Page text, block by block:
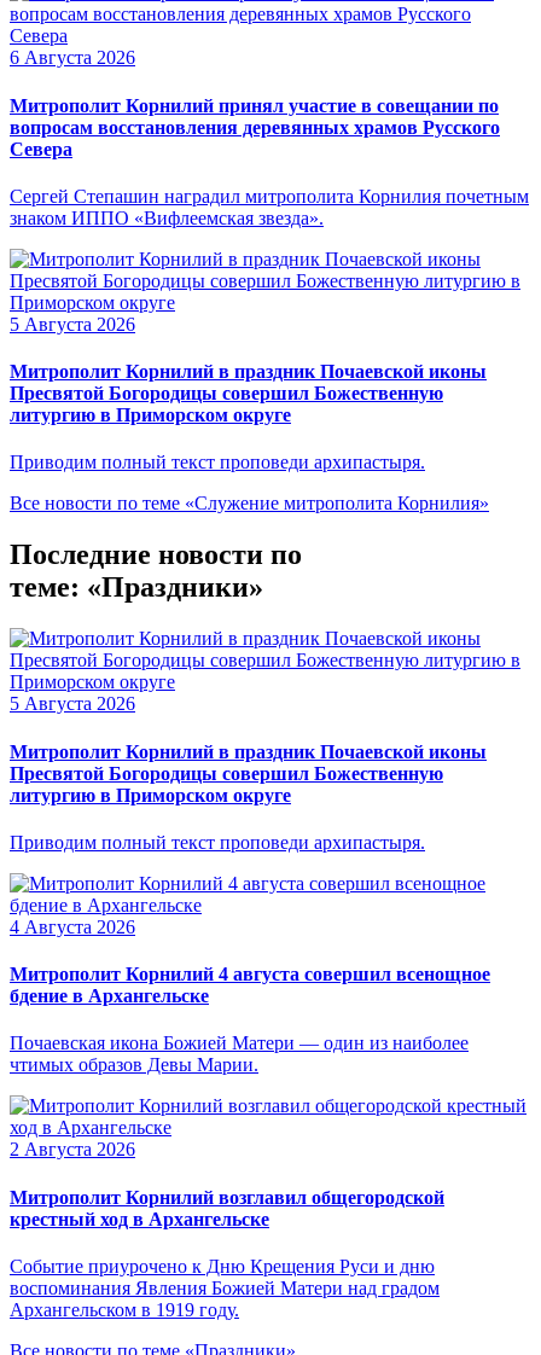
6 Августа 2026
Митрополит Корнилий принял участие в совещании по
вопросам восстановления деревянных храмов Русского
Севера
Сергей Степашин наградил митрополита Корнилия почетным
знаком ИППО «Вифлеемская звезда».
5 Августа 2026
Митрополит Корнилий в праздник Почаевской иконы
Пресвятой Богородицы совершил Божественную
литургию в Приморском округе
Приводим полный текст проповеди архипастыря.
Все новости по теме «Служение митрополита Корнилия»
Последние новости по
теме: «Праздники»
5 Августа 2026
Митрополит Корнилий в праздник Почаевской иконы
Пресвятой Богородицы совершил Божественную
литургию в Приморском округе
Приводим полный текст проповеди архипастыря.
4 Августа 2026
Митрополит Корнилий 4 августа совершил всенощное
бдение в Архангельске
Почаевская икона Божией Матери — один из наиболее
чтимых образов Девы Марии.
2 Августа 2026
Митрополит Корнилий возглавил общегородской
крестный ход в Архангельске
Событие приурочено к Дню Крещения Руси и дню
воспоминания Явления Божией Матери над градом
Архангельском в 1919 году.
Все новости по теме «Праздники»